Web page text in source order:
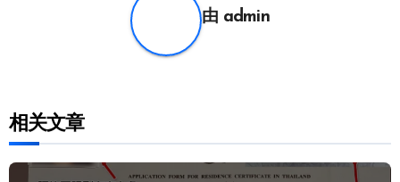
由 admin
相关文章